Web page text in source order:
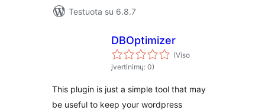
Testuota su 6.8.7
DBOptimizer
(Viso
įvertinimų: 0)
This plugin is just a simple tool that may
be useful to keep your wordpress